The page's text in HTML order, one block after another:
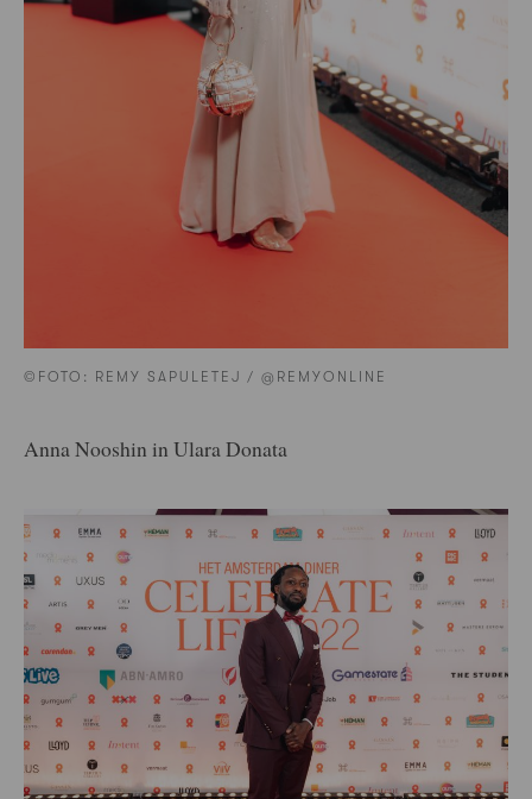
©FOTO: REMY SAPULETEJ / @REMYONLINE
Anna Nooshin in Ulara Donata